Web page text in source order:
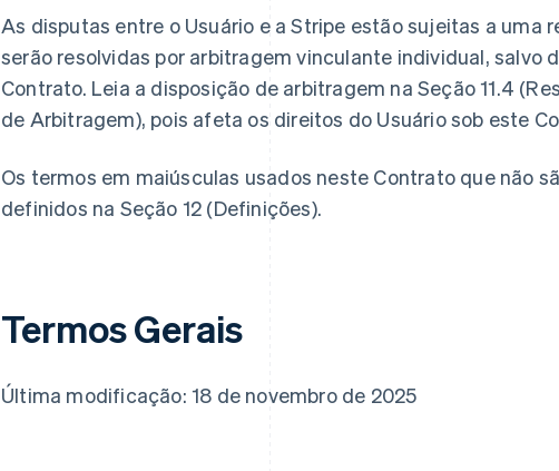
As disputas entre o Usuário e a Stripe estão sujeitas a uma
serão resolvidas por arbitragem vinculante individual, salvo
Contrato. Leia a disposição de arbitragem na Seção 11.4
de Arbitragem), pois afeta os direitos do Usuário sob este
Os termos em maiúsculas usados neste Contrato que não
definidos na Seção 12 (Definições).
Termos Gerais
Última modificação: 18 de novembro de 2025